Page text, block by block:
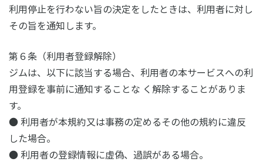
利用停止を行わない旨の決定をしたときは、利用者に対し
その旨を通知します。
第６条（利用者登録解除）
ジムは、以下に該当する場合、利用者の本サービスへの利
用登録を事前に通知することな く解除することがありま
す。
● 利用者が本規約又は事務の定めるその他の規約に違反
した場合。
● 利用者の登録情報に虚偽、過誤がある場合。